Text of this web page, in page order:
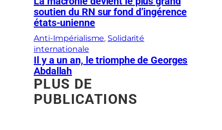
soutien du RN sur fond d’ingérence
états-unienne
Anti-Impérialisme, Solidarité
internationale
Il y a un an, le triomphe de Georges
Abdallah
PLUS DE
PUBLICATIONS